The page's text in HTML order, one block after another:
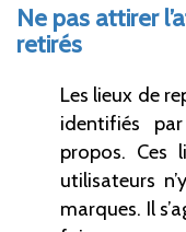
Ne pas attirer
retirés
Les lieux de
identifiés
propos. Ces
utilisateurs
marques. Il